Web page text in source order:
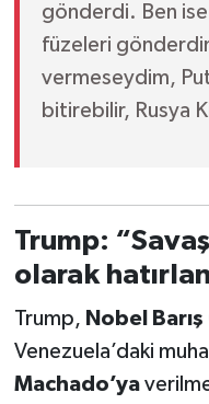
gönderdi. Ben
füzeleri
vermeseydim,
bitirebilir, Rusya
Trump:
olarak
Trump, Nobel
Venezuela’daki
Machado’ya